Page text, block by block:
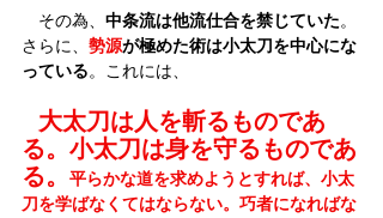
その為、 中条流は他流仕合を禁じていた。
さらに、 勢源が極めた術は小太刀を中心にな
っている。これには、
大太刀は人を斬るものであ
る。小太刀は身を守るものであ
る。
平らかな道を求めようとすれば、小太
刀を学ばなくてはならない。巧者になればな